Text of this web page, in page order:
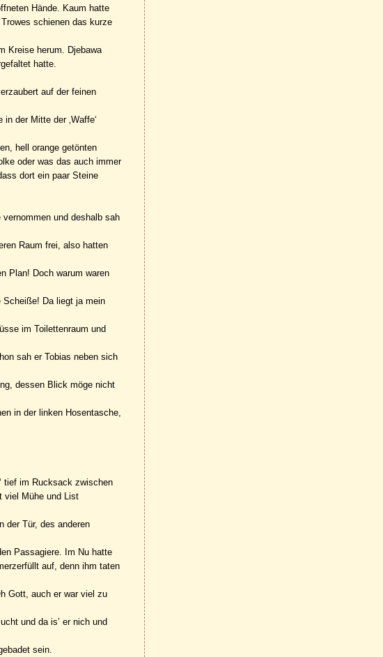
Hände. Kaum hatte
schienen das kurze
Kreise herum. Djebawa
hatte.
auf der feinen
der Mitte der ‚Waffe‘
hell orange getönten
oder was das auch immer
dort ein paar Steine
und deshalb sah
Raum frei, also hatten
Plan! Doch warum waren
Scheiße! Da liegt ja mein
im Toilettenraum und
sah er Tobias neben sich
dessen Blick möge nicht
in der linken Hosentasche,
tief im Rucksack zwischen
viel Mühe und List
der Tür, des anderen
Passagiere. Im Nu hatte
auf, denn ihm taten
Gott, auch er war viel zu
und da is’ er nich und
sein.